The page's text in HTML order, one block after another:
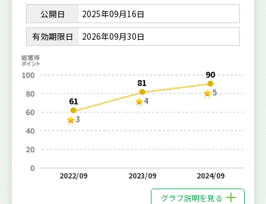
公開日
2025年09月16日
有効期限日
2026年09月30日
61
3
2022/09
81
4
2023/09
90
5
2024/09
グラフ説明を見る